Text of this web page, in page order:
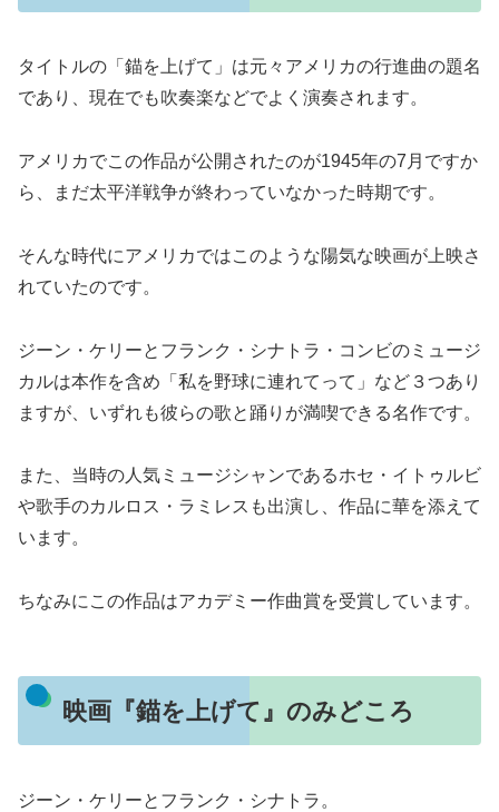
タイトルの「錨を上げて」は元々アメリカの行進曲の題名
であり、現在でも吹奏楽などでよく演奏されます。
アメリカでこの作品が公開されたのが1945年の7月ですか
ら、まだ太平洋戦争が終わっていなかった時期です。
そんな時代にアメリカではこのような陽気な映画が上映さ
れていたのです。
ジーン・ケリーとフランク・シナトラ・コンビのミュージ
カルは本作を含め「私を野球に連れてって」など３つあり
ますが、いずれも彼らの歌と踊りが満喫できる名作です。
また、当時の人気ミュージシャンであるホセ・イトゥルビ
や歌手のカルロス・ラミレスも出演し、作品に華を添えて
います。
ちなみにこの作品はアカデミー作曲賞を受賞しています。
映画『錨を上げて』のみどころ
ジーン・ケリーとフランク・シナトラ。